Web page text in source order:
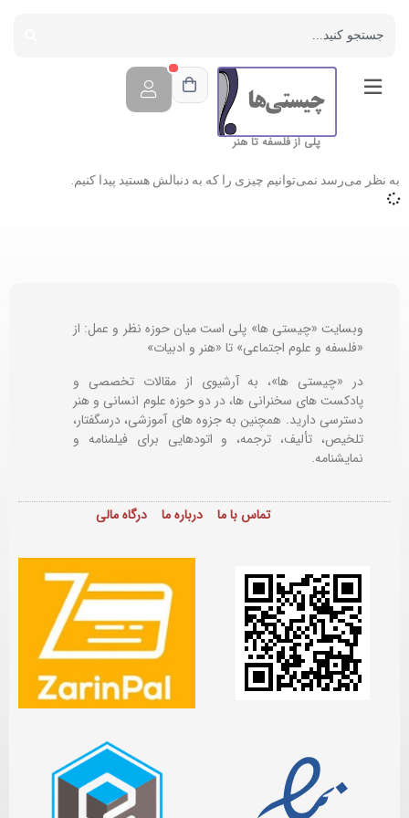
پلی از فلسفه تا هنر
به نظر می‌رسد نمی‌توانیم چیزی را که به دنبالش هستید پیدا کنیم.
وبسایت «چیستی ها» پلی است میان حوزه نظر و عمل: از
«فلسفه و علوم اجتماعی» تا «هنر و ادبیات»
در «چیستی ها»، به آرشیوی از مقالات تخصصی و
پادکست های سخنرانی ها، در دو حوزه علوم انسانی و هنر
دسترسی دارید. همچنین به جزوه های آموزشی، درسگفتار،
تلخیص، تألیف، ترجمه، و اتودهایی برایفیلمنامه و
نمایشنامه.
تماس با ما درباره ما درگاه مالی